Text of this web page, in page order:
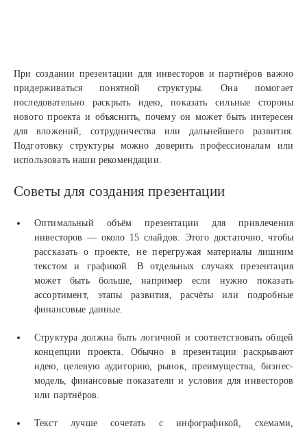
При создании презентации для инвесторов и партнёров важно
придерживаться понятной структуры. Она помогает
последовательно раскрыть идею, показать сильные стороны
нового проекта и объяснить, почему он может быть интересен
для вложений, сотрудничества или дальнейшего развития.
Подготовку структуры можно доверить профессионалам или
использовать наши рекомендации.
Советы для создания презентации
Оптимальный объём презентации для привлечения
инвесторов — около 15 слайдов. Этого достаточно, чтобы
рассказать о проекте, не перегружая материалы лишним
текстом и графикой. В отдельных случаях презентация
может быть больше, например если нужно показать
ассортимент, этапы развития, расчёты или подробные
финансовые данные.
Структура должна быть логичной и соответствовать общей
концепции проекта. Обычно в презентации раскрывают
идею, целевую аудиторию, рынок, преимущества, бизнес-
модель, финансовые показатели и условия для инвесторов
или партнёров.
Текст лучше сочетать с инфографикой, схемами,